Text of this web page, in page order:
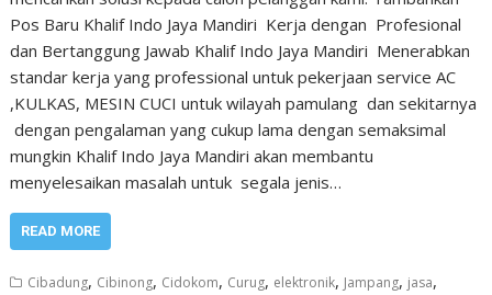
Pos Baru Khalif Indo Jaya Mandiri Kerja dengan Profesional
dan Bertanggung Jawab Khalif Indo Jaya Mandiri Menerabkan
standar kerja yang professional untuk pekerjaan service AC
,KULKAS, MESIN CUCI untuk wilayah pamulang dan sekitarnya
dengan pengalaman yang cukup lama dengan semaksimal
mungkin Khalif Indo Jaya Mandiri akan membantu
menyelesaikan masalah untuk segala jenis…
READ MORE
Cibadung, Cibinong, Cidokom, Curug, elektronik, Jampang, jasa,